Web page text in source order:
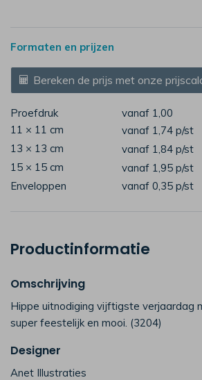
Formaten en prijzen
Bereken de prijs met onze
Proefdruk
vanaf 1,00
11 × 11 cm
vanaf 1,74 p/st
13 × 13 cm
vanaf 1,84 p/st
15 × 15 cm
vanaf 1,95 p/st
Enveloppen
vanaf 0,35 p/st
Productinformatie
Omschrijving
Hippe uitnodiging vijftigste verjaardag
super feestelijk en mooi. (3204)
Designer
Anet Illustraties